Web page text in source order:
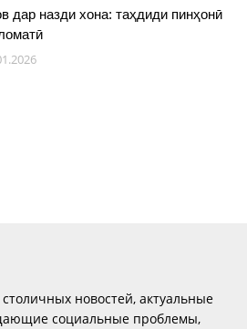
дар назди хона: таҳдиди пинҳонӣ
новостей, актуальные
социальные проблемы,